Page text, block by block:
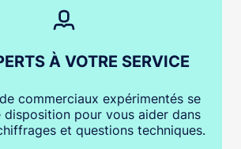
À VOTRE SERVICE
commerciaux expérimentés se
pour vous aider dans
et questions techniques.